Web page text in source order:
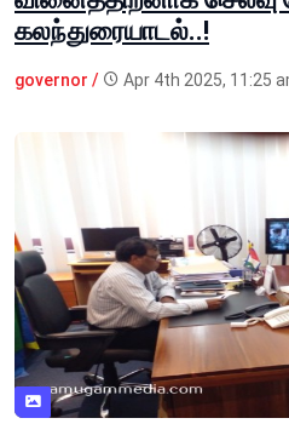
கலந்துரையாடல்..!
governor / Apr 4th 2025, 11:25